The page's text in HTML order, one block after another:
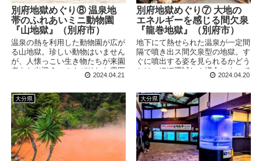
別府地獄めぐり⑧ 温泉地
帯のふれあいミニ動物園
『山地獄』（別府市）
温泉の熱を利用した動物園が広が
る山地獄。珍しい動物はいません
が、人懐っこい生き物たちが来園
者をお出迎え。のんびりした雰囲
2024.04.21
別府地獄めぐり⑦ 大地の
エネルギーを感じる間欠泉
『龍巻地獄』（別府市）
地下にて熱せられた温泉が一定間
隔で噴き出ス間欠泉型の地獄。す
ぐに噴出する姿を見られるかどう
かは、ほぼ運試し！場合によって
は30分ほど待ち時間が出る可能
2024.04.20
大分県 大分県